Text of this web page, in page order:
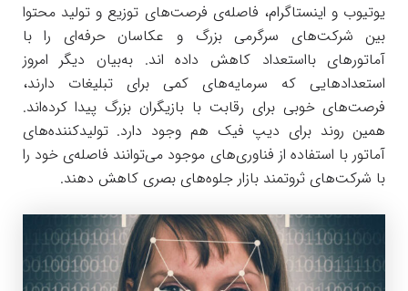
یوتیوب و اینستاگرام، فاصله‌ی فرصت‌های توزیع و تولید محتوا
بین شرکت‌های سرگرمی بزرگ و عکاسان حرفه‌ای را با
آماتورهای بااستعداد کاهش داده اند. به‌بیان دیگر امروز
استعدادهایی که سرمایه‌های کمی برای تبلیغات دارند،
فرصت‌های خوبی برای رقابت با بازیگران بزرگ پیدا کرده‌اند.
همین روند برای دیپ فیک هم وجود دارد. تولیدکننده‌های
آماتور با استفاده از فناوری‌های موجود می‌توانند فاصله‌ی خود را
با شرکت‌های ثروتمند بازار جلوه‌های بصری کاهش دهند.